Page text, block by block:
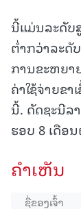
ນີ້ແມ່ນລະດັບ
ຕໍ່າກວ່າລະດັ
ການຂະຫຍາ
ຄ່າໃຊ້ຈ່າຍຂ
ນີ້. ດັດຊະນີລ
ຮອບ 8 ເດືອ
ຄໍາເຫັນ